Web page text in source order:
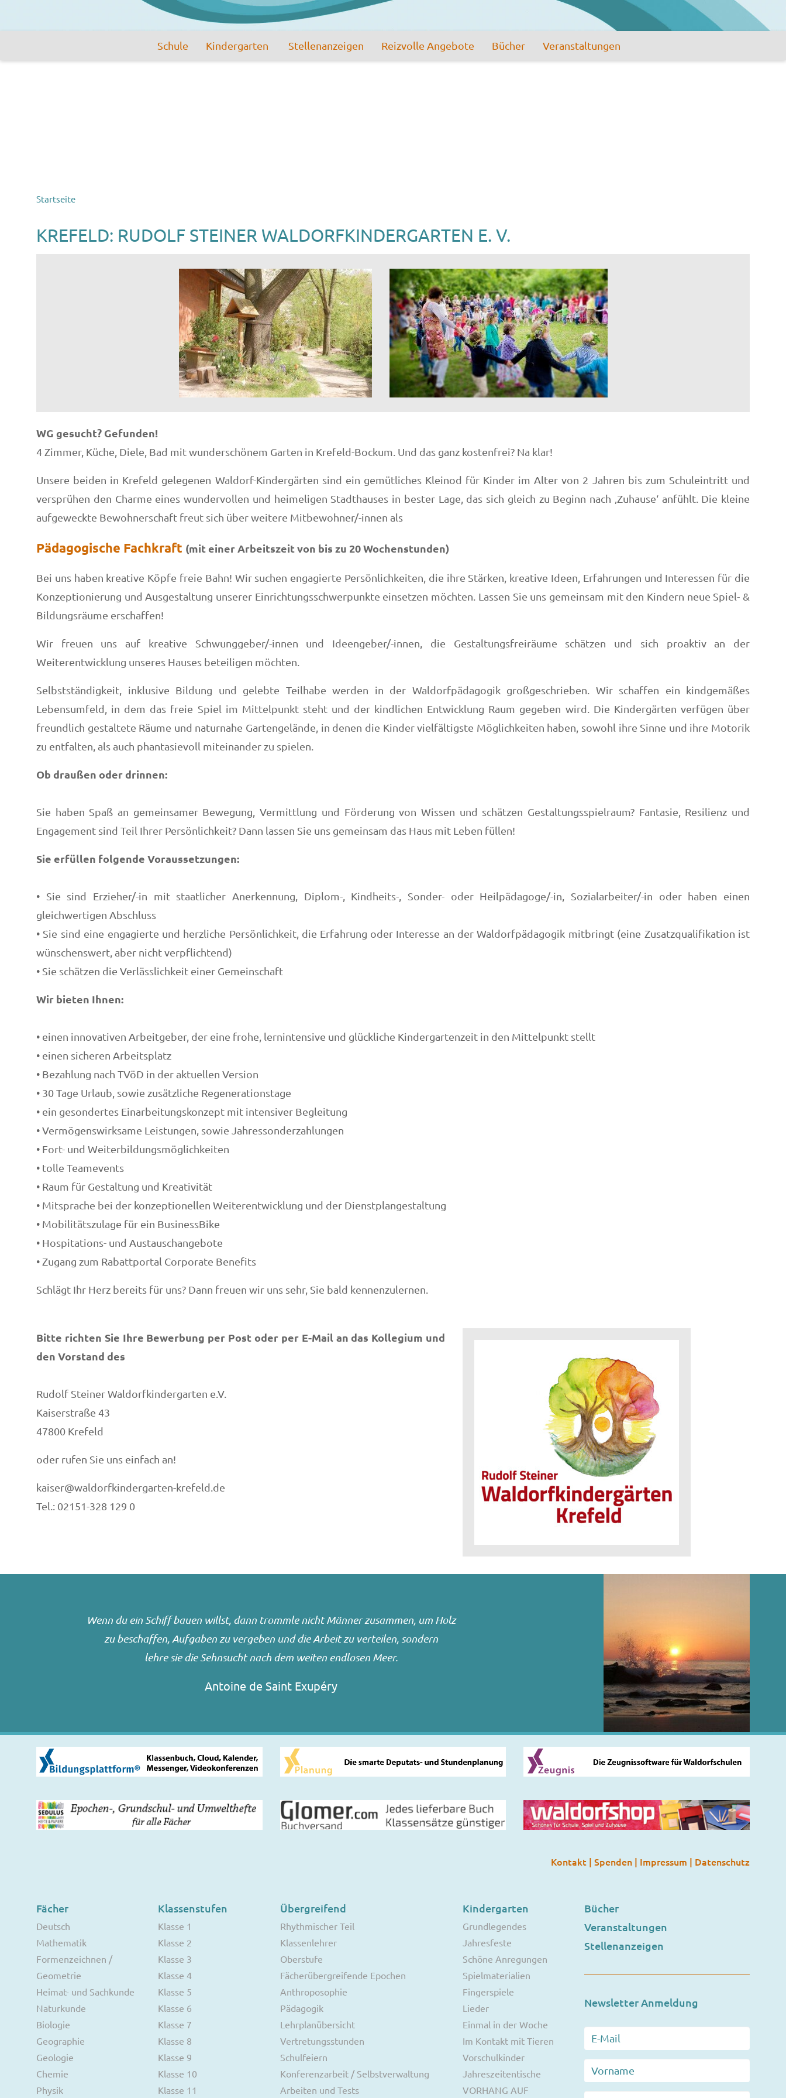
Schule Kindergarten Stellenanzeigen Reizvolle Angebote Bücher Veranstaltungen
Startseite
KREFELD: RUDOLF STEINER WALDORFKINDERGARTEN E. V.
WG gesucht? Gefunden!
4 Zimmer, Küche, Diele, Bad mit wunderschönem Garten in Krefeld-Bockum. Und das ganz kostenfrei? Na klar!
Unsere beiden in Krefeld gelegenen Waldorf-Kindergärten sind ein gemütliches Kleinod für Kinder im Alter von 2 Jahren bis zum Schuleintritt und
versprühen den Charme eines wundervollen und heimeligen Stadthauses in bester Lage, das sich gleich zu Beginn nach ‚Zuhause‘ anfühlt. Die kleine
aufgeweckte Bewohnerschaft freut sich über weitere Mitbewohner/-innen als
Pädagogische Fachkraft (mit einer Arbeitszeit von bis zu 20 Wochenstunden)
Bei uns haben kreative Köpfe freie Bahn! Wir suchen engagierte Persönlichkeiten, die ihre Stärken, kreative Ideen, Erfahrungen und Interessen für die
Konzeptionierung und Ausgestaltung unserer Einrichtungsschwerpunkte einsetzen möchten. Lassen Sie uns gemeinsam mit den Kindern neue Spiel- &
Bildungsräume erschaffen!
Wir freuen uns auf kreative Schwunggeber/-innen und Ideengeber/-innen, die Gestaltungsfreiräume schätzen und sich proaktiv an der
Weiterentwicklung unseres Hauses beteiligen möchten.
Selbstständigkeit, inklusive Bildung und gelebte Teilhabe werden in der Waldorfpädagogik großgeschrieben. Wir schaffen ein kindgemäßes
Lebensumfeld, in dem das freie Spiel im Mittelpunkt steht und der kindlichen Entwicklung Raum gegeben wird. Die Kindergärten verfügen über
freundlich gestaltete Räume und naturnahe Gartengelände, in denen die Kinder vielfältigste Möglichkeiten haben, sowohl ihre Sinne und ihre Motorik
zu entfalten, als auch phantasievoll miteinander zu spielen.
Ob draußen oder drinnen:
Sie haben Spaß an gemeinsamer Bewegung, Vermittlung und Förderung von Wissen und schätzen Gestaltungsspielraum? Fantasie, Resilienz und
Engagement sind Teil Ihrer Persönlichkeit? Dann lassen Sie uns gemeinsam das Haus mit Leben füllen!
Sie erfüllen folgende Voraussetzungen:
• Sie sind Erzieher/-in mit staatlicher Anerkennung, Diplom-, Kindheits-, Sonder- oder Heilpädagoge/-in, Sozialarbeiter/-in oder haben einen
gleichwertigen Abschluss
• Sie sind eine engagierte und herzliche Persönlichkeit, die Erfahrung oder Interesse an der Waldorfpädagogik mitbringt (eine Zusatzqualifikation ist
wünschenswert, aber nicht verpflichtend)
• Sie schätzen die Verlässlichkeit einer Gemeinschaft
Wir bieten Ihnen:
• einen innovativen Arbeitgeber, der eine frohe, lernintensive und glückliche Kindergartenzeit in den Mittelpunkt stellt
• einen sicheren Arbeitsplatz
• Bezahlung nach TVöD in der aktuellen Version
• 30 Tage Urlaub, sowie zusätzliche Regenerationstage
• ein gesondertes Einarbeitungskonzept mit intensiver Begleitung
• Vermögenswirksame Leistungen, sowie Jahressonderzahlungen
• Fort- und Weiterbildungsmöglichkeiten
• tolle Teamevents
• Raum für Gestaltung und Kreativität
• Mitsprache bei der konzeptionellen Weiterentwicklung und der Dienstplangestaltung
• Mobilitätszulage für ein BusinessBike
• Hospitations- und Austauschangebote
• Zugang zum Rabattportal Corporate Benefits
Schlägt Ihr Herz bereits für uns? Dann freuen wir uns sehr, Sie bald kennenzulernen.
Bitte richten Sie Ihre Bewerbung per Post oder per E-Mail an das Kollegium und
den Vorstand des
Rudolf Steiner Waldorfkindergarten e.V.
Kaiserstraße 43
47800 Krefeld
oder rufen Sie uns einfach an!
kaiser@waldorfkindergarten-krefeld.de
Tel.: 02151-328 129 0
Wenn du ein Schiff bauen willst, dann trommle nicht Männer zusammen, um Holz
zu beschaffen, Aufgaben zu vergeben und die Arbeit zu verteilen, sondern
lehre sie die Sehnsucht nach dem weiten endlosen Meer.
Antoine de Saint Exupéry
Kontakt | Spenden | Impressum | Datenschutz
Fächer
Deutsch
Mathematik
Formenzeichnen /
Geometrie
Heimat- und Sachkunde
Naturkunde
Biologie
Geographie
Geologie
Chemie
Physik
Klassenstufen
Klasse 1
Klasse 2
Klasse 3
Klasse 4
Klasse 5
Klasse 6
Klasse 7
Klasse 8
Klasse 9
Klasse 10
Klasse 11
Übergreifend
Rhythmischer Teil
Klassenlehrer
Oberstufe
Fächerübergreifende Epochen
Anthroposophie
Pädagogik
Lehrplanübersicht
Vertretungsstunden
Schulfeiern
Konferenzarbeit / Selbstverwaltung
Arbeiten und Tests
Kindergarten
Grundlegendes
Jahresfeste
Schöne Anregungen
Spielmaterialien
Fingerspiele
Lieder
Einmal in der Woche
Im Kontakt mit Tieren
Vorschulkinder
Jahreszeitentische
VORHANG AUF
Bücher
Veranstaltungen
Stellenanzeigen
Newsletter Anmeldung